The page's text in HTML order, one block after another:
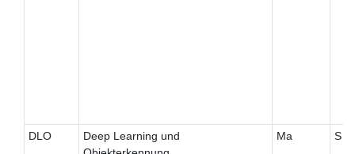
DLO
Deep Learning und
Ma S